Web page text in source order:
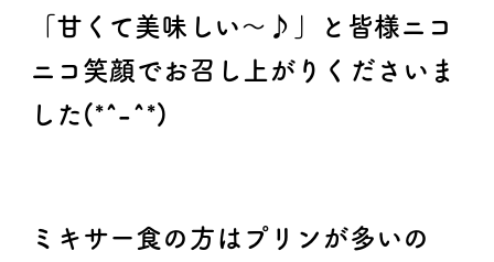
「甘くて美味しい～♪」と皆様ニコ
ニコ笑顔でお召し上がりくださいま
した(*^-^*)
ミキサー食の方はプリンが多いの